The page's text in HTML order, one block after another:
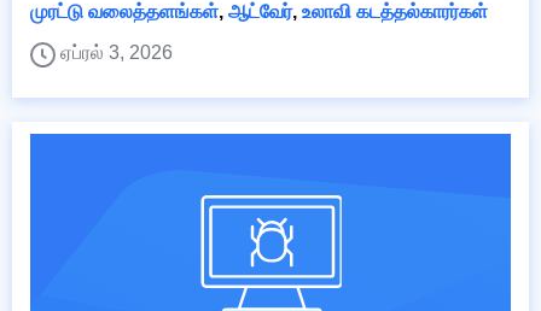
முரட்டு வலைத்தளங்கள், ஆட்வேர், உலாவி கடத்தல்காரர்கள்
ஏப்ரல் 3, 2026